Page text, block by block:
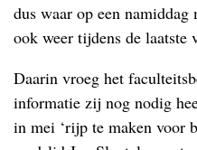
dus waar op een
ook weer tijdens de laatste
Daarin vroeg het
informatie zij nog nodig
in mei ‘rijp te maken voor